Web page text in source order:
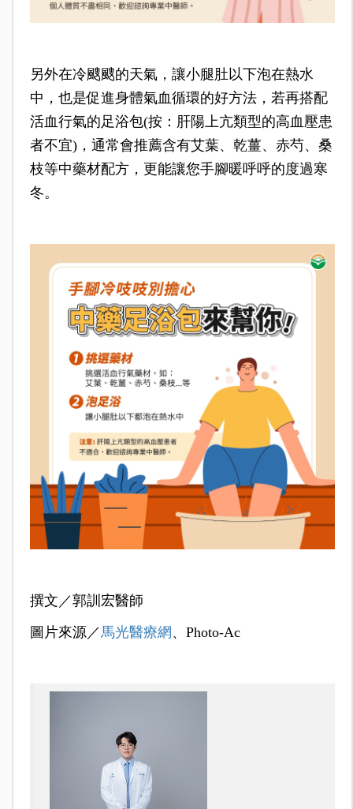
另外在冷颼颼的天氣，讓小腿肚以下泡在熱水
中，也是促進身體氣血循環的好方法，若再搭配
活血行氣的足浴包(按：肝陽上亢類型的高血壓患
者不宜)，通常會推薦含有艾葉、乾薑、赤芍、桑
枝等中藥材配方，更能讓您手腳暖呼呼的度過寒
冬。
撰文／郭訓宏醫師
圖片來源／馬光醫療網 、Photo-Ac